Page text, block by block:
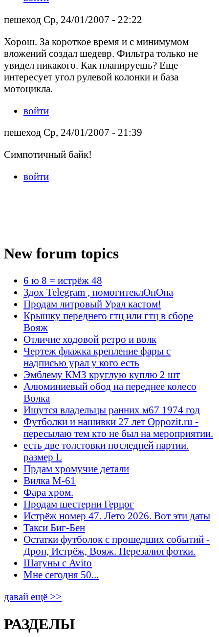
пешеход Ср, 24/01/2007 - 22:22
Хорош. За короткое время и с минимумом
вложений создал шедевр. Фильтра только не
увидел никакого. Как планируешь? Еще
интересует угол рулевой колонки и база
мотоцикла.
войти
пешеход Ср, 24/01/2007 - 21:39
Симпотичный байк!
войти
New forum topics
6 ю 8 = истрёж 48
Здох Telegram , помогитеклОпОна
Продам литровый Урал кастом!
Крышку переднего гтц или гтц в сборе
Вояж
Отличие ходовой ретро и волк
Чертеж флажка крепление фары с
надписью урал у кого есть
Эмблему КМЗ круглую куплю 2 шт
Алюминиевый обод на переднее колесо
Волка
Ищутся владельцы ранних м67 1974 год
Футболки и нашивки 27 лет Oppozit.ru -
пересылаю тем кто не был на мероприятии.
есть две толстовки последней партии.
размер L
Прдам хромучие детали
Вилка М-61
Фара хром.
Продам шестерни Герцог
Истрёж номер 47. Лето 2026. Вот эти даты
Такси Биг-Бен
Остатки футболок с прошедших событий -
Дроп, Истрёж, Вояж. Перезалил фотки.
Шатуны с Avito
Мне сегодня 50...
давай ещё >>
РАЗДЕЛЫ